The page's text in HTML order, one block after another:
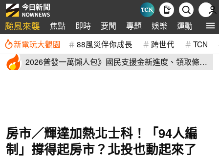
颱風來襲 焦點 即時 要聞 專題 娛樂 運動 全球
新電玩大觀園 88風災伴你成長 跨世代 TCN
2026普發一萬懶人包》國民支援金新進度、領取條
房市／輝達加熱北士科！「94人編
制」撐得起房市？北投也動起來了